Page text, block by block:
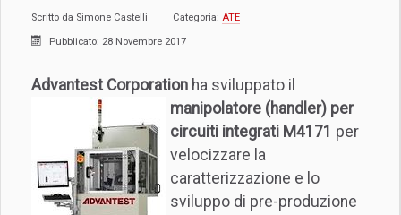
Scritto da Simone Castelli Categoria: ATE
Pubblicato: 28 Novembre 2017
Advantest Corporation ha sviluppato il
manipolatore (handler) per
circuiti integrati M4171 per
velocizzare la
caratterizzazione e lo
sviluppo di pre-produzione